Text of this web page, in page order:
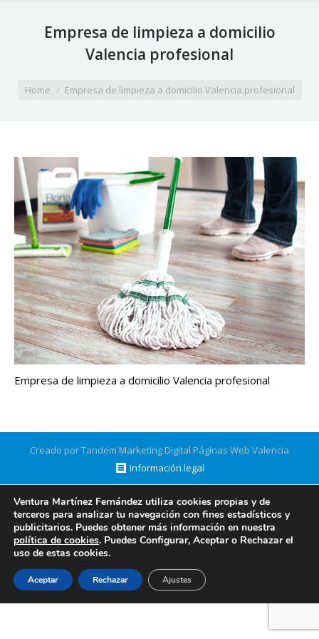
Empresa de limpieza a domicilio
Valencia profesional
Home Empresa de limpieza a domicilio Valencia profesional
Empresa de limpieza a domicilio Valencia profesional
Creado por Tandem Marketing Digital Páginas Web Valencia
Información legal
Ventura Martínez Fernández utiliza cookies propias y de
terceros para analizar tu navegación con fines estadísticos y
publicitarios. Puedes obtener más información en nuestra
política de cookies. Puedes Configurar, Aceptar o Rechazar el
uso de estas cookies.
Aceptar Rechazar Ajustes